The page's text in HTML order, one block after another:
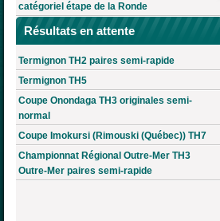
catégoriel étape de la Ronde
Résultats en attente
Termignon TH2 paires semi-rapide
Termignon TH5
Coupe Onondaga TH3 originales semi-
normal
Coupe Imokursi (Rimouski (Québec)) TH7
Championnat Régional Outre-Mer TH3
Outre-Mer paires semi-rapide